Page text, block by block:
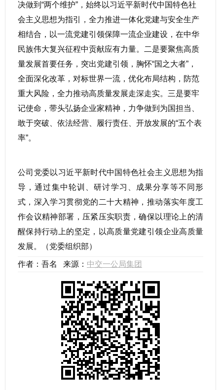
决做到“两个维护”，始终以习近平新时代中国特色社
会主义思想为指引，全力推进一体化党建与安全生产
相结合，以一流党建引领保障一流企业建设，在中华
民族伟大复兴征程中贡献应有力量。二是要聚焦高质
量发展首要任务，突出党建引领，胸怀“国之大者”，
全面深化改革，对标世界一流，优化布局结构，防范
重大风险，全力推动高质量发展走深走实。三是要牢
记使命，带头弘扬企业家精神，力争做到为国担当、
敢于突破、依法经营、履行责任、开放发展的“五个表
率”。
公司党委以习近平新时代中国特色社会主义思想为指
导，通过集中轮训、研讨学习、成果分享等不同形
式，深入学习贯彻党的二十大精神，推动落实年度工
作会议精神部署，压紧压实职责，确保以理论上的清
醒保持行动上的坚定，以高质量党建引领企业高质量
发展。（党委组织部）
作者：吾名 来源： 中交一公局集团